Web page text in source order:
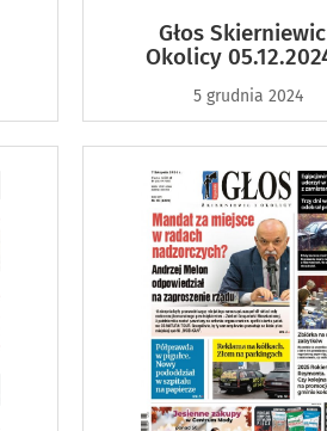
Głos
Okolicy
5 grudnia 2024